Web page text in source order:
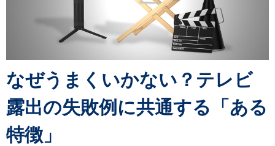
なぜうまくいかない？テレビ
露出の失敗例に共通する「ある
特徴」